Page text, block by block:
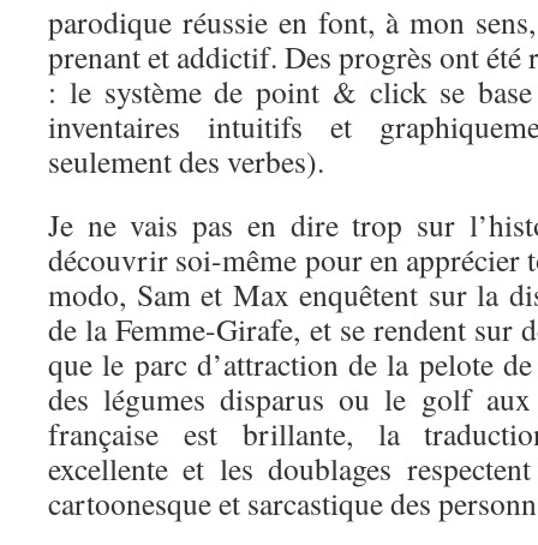
parodique réussie en font, à mon
prenant et addictif. Des progrès ont été
: le système de point & click se
inventaires intuitifs et
seulement des verbes).
Je ne vais pas en dire trop sur
découvrir soi-même pour en apprécier
modo, Sam et Max enquêtent sur la
de la Femme-Girafe, et se rendent sur
que le parc d’attraction de la pelote
des légumes disparus ou le golf
française est brillante, la
excellente et les doublages
cartoonesque et sarcastique des